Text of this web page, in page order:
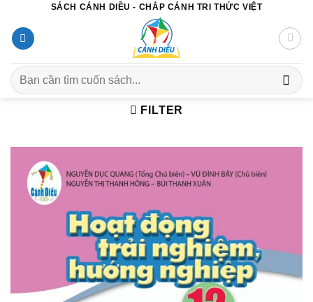
đến
nội
dung
SÁCH CÁNH DIỀU - CHẮP CÁNH TRI THỨC VIỆT
Search
for:
FILTER